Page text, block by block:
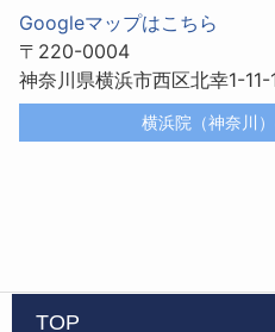
Googleマップはこちら
〒220-0004
神奈川県横浜市西区北幸1-
横浜院（神奈川
TOP